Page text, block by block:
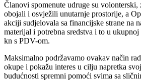
Članovi spomenute udruge su volonterski,
obojali i osvježili unutarnje prostorije, a
akciji sudjelovala sa financijske strane na
materijal i potrebna sredstva i to u
kn s PDV-om.
Maksimalno podržavamo ovakav način
okupe i pokažu interes u cilju napretka
budućnosti spremni pomoći svima sa